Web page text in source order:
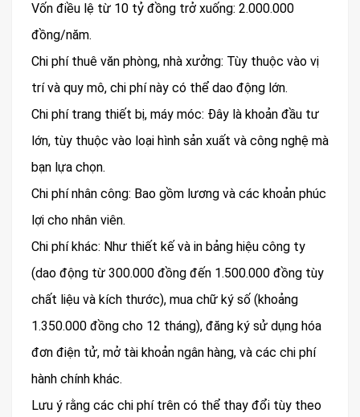
Vốn điều lệ từ 10 tỷ đồng trở xuống: 2.000.000
đồng/năm.
Chi phí thuê văn phòng, nhà xưởng: Tùy thuộc vào vị
trí và quy mô, chi phí này có thể dao động lớn.
Chi phí trang thiết bị, máy móc: Đây là khoản đầu tư
lớn, tùy thuộc vào loại hình sản xuất và công nghệ mà
bạn lựa chọn.
Chi phí nhân công: Bao gồm lương và các khoản phúc
lợi cho nhân viên.
Chi phí khác: Như thiết kế và in bảng hiệu công ty
(dao động từ 300.000 đồng đến 1.500.000 đồng tùy
chất liệu và kích thước), mua chữ ký số (khoảng
1.350.000 đồng cho 12 tháng), đăng ký sử dụng hóa
đơn điện tử, mở tài khoản ngân hàng, và các chi phí
hành chính khác.
Lưu ý rằng các chi phí trên có thể thay đổi tùy theo